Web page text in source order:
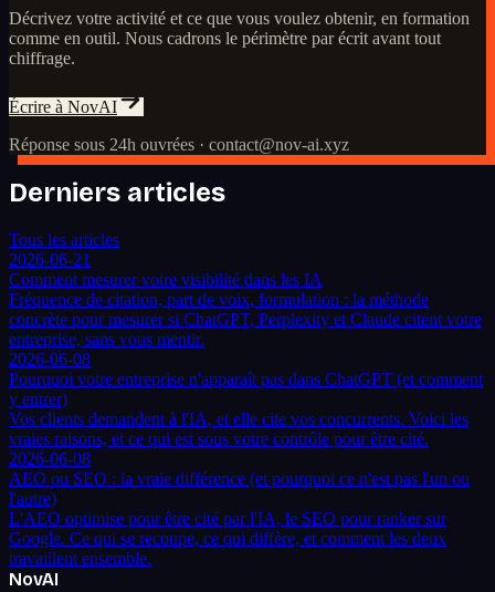
Décrivez votre activité et ce que vous voulez obtenir, en formation
comme en outil. Nous cadrons le périmètre par écrit avant tout
chiffrage.
Écrire à NovAI
Réponse sous 24h ouvrées · contact@nov-ai.xyz
Derniers articles
Tous les articles
2026-06-21
Comment mesurer votre visibilité dans les IA
Fréquence de citation, part de voix, formulation : la méthode
concrète pour mesurer si ChatGPT, Perplexity et Claude citent votre
entreprise, sans vous mentir.
2026-06-08
Pourquoi votre entreprise n'apparaît pas dans ChatGPT (et comment
y entrer)
Vos clients demandent à l'IA, et elle cite vos concurrents. Voici les
vraies raisons, et ce qui est sous votre contrôle pour être cité.
2026-06-08
AEO ou SEO : la vraie différence (et pourquoi ce n'est pas l'un ou
l'autre)
L'AEO optimise pour être cité par l'IA, le SEO pour ranker sur
Google. Ce qui se recoupe, ce qui diffère, et comment les deux
travaillent ensemble.
NovAI